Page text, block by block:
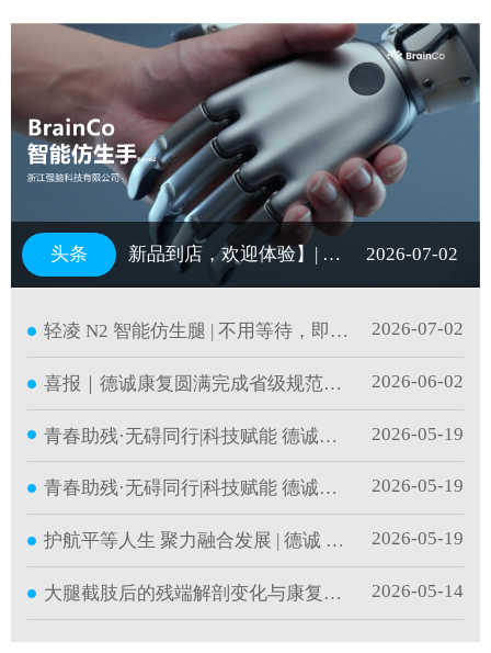
2026-07-02
新品到店，欢迎体验】| 以脑机科技，再造一双手
2026-07-02
轻凌 N2 智能仿生腿 | 不用等待，即刻重塑行走自
2026-06-02
喜报｜德诚康复圆满完成省级规范化培训并持证
2026-05-19
青春助残·无碍同行|科技赋能 德诚护航
2026-05-19
青春助残·无碍同行|科技赋能 德诚护航
2026-05-19
护航平等人生 聚力融合发展 | 德诚 第36次全国助
2026-05-14
大腿截肢后的残端解剖变化与康复目标｜德诚康